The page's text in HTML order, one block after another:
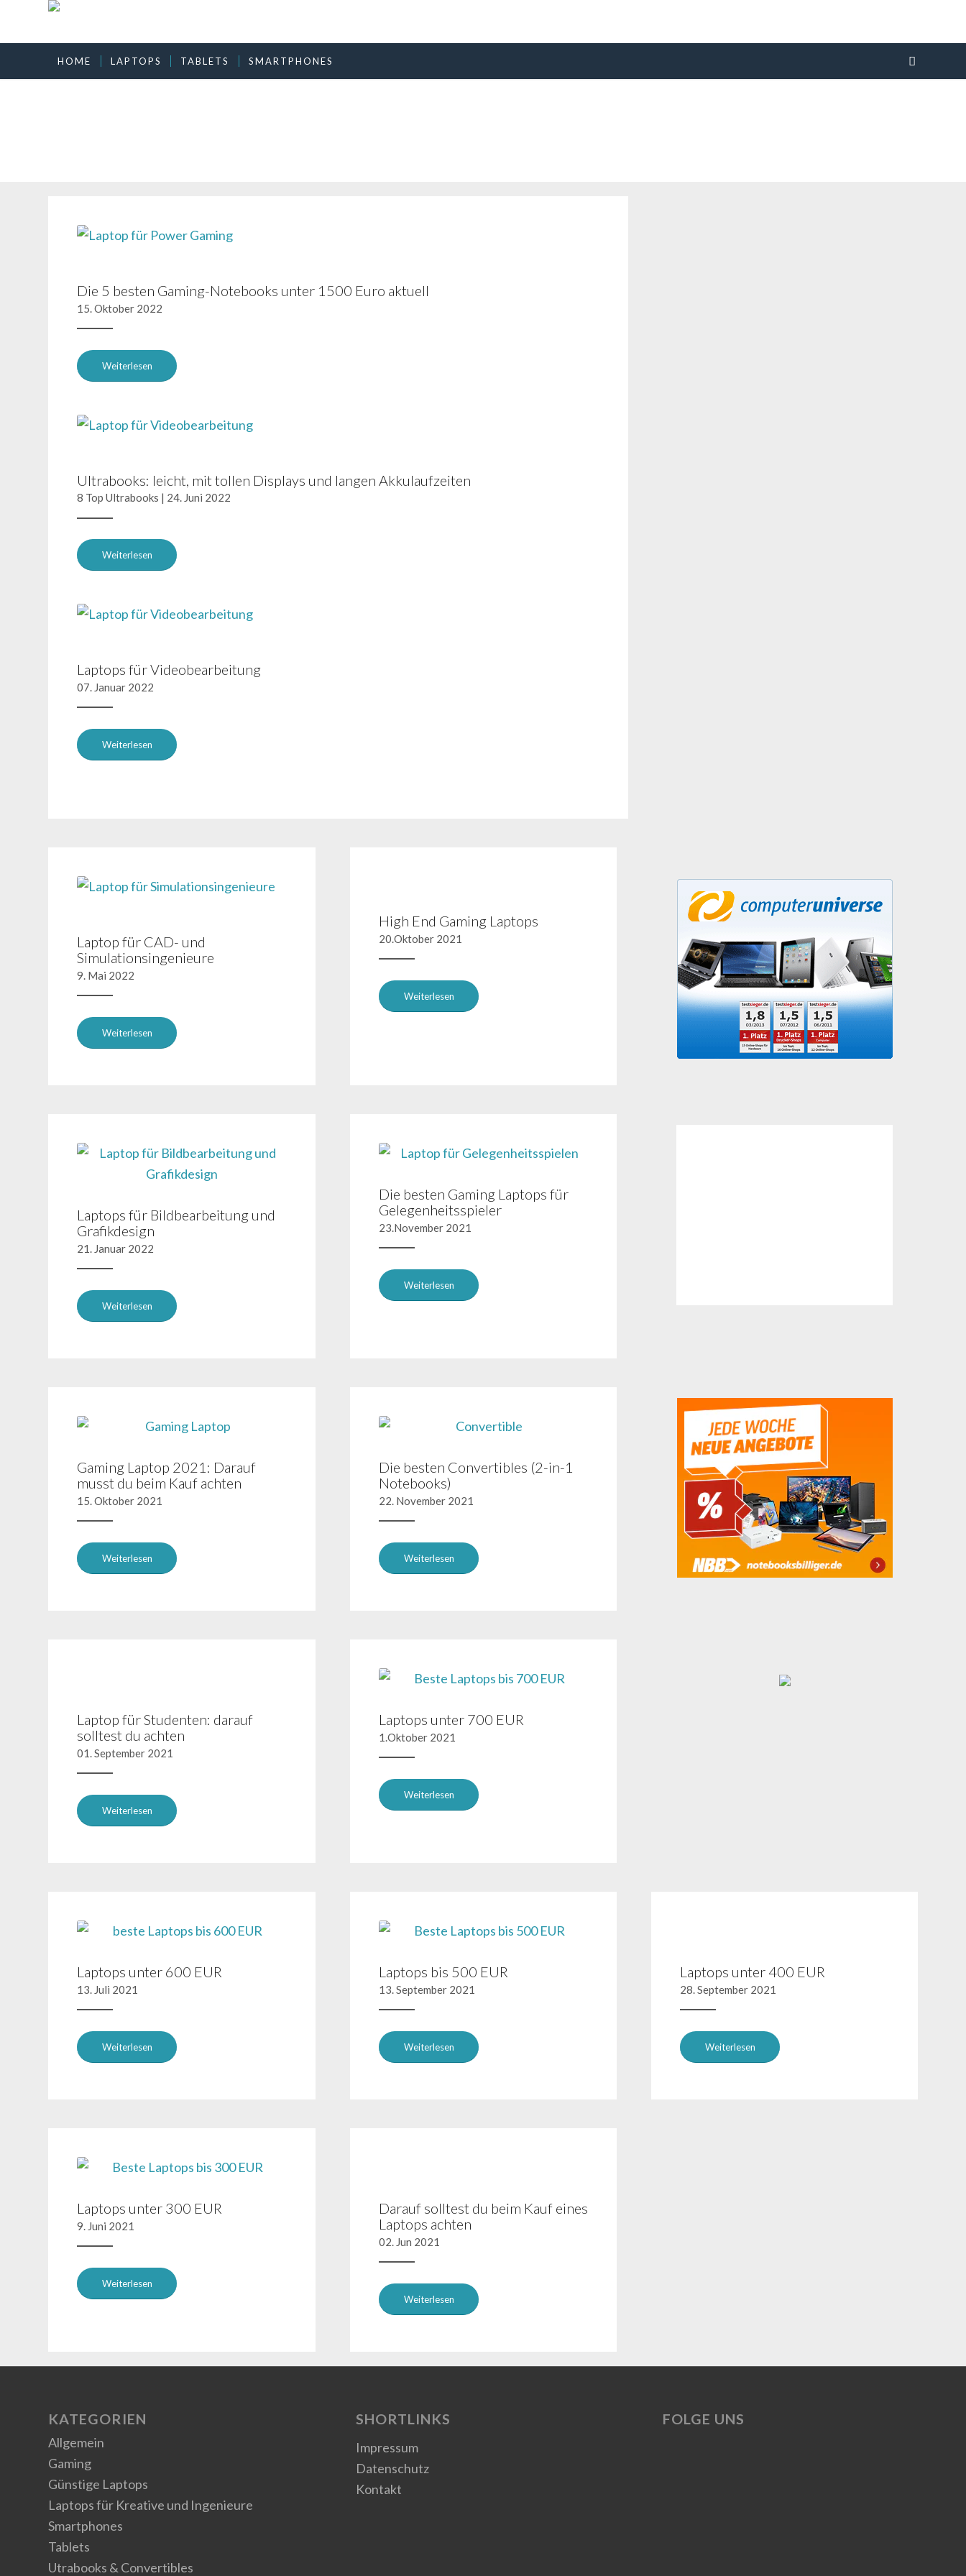
HOME LAPTOPS TABLETS SMARTPHONES
Die 5 besten Gaming-Notebooks unter 1500 Euro aktuell
15. Oktober 2022
Weiterlesen
Ultrabooks: leicht, mit tollen Displays und langen Akkulaufzeiten
8 Top Ultrabooks | 24. Juni 2022
Weiterlesen
Laptops für Videobearbeitung
07. Januar 2022
Weiterlesen
Laptop für CAD- und
Simulationsingenieure
9. Mai 2022
Weiterlesen
High End Gaming Laptops
20.Oktober 2021
Weiterlesen
Laptops für Bildbearbeitung und
Grafikdesign
21. Januar 2022
Weiterlesen
Die besten Gaming Laptops für
Gelegenheitsspieler
23.November 2021
Weiterlesen
Gaming Laptop 2021: Darauf
musst du beim Kauf achten
15. Oktober 2021
Weiterlesen
Die besten Convertibles (2-in-1
Notebooks)
22. November 2021
Weiterlesen
Laptop für Studenten: darauf
solltest du achten
01. September 2021
Weiterlesen
Laptops unter 700 EUR
1.Oktober 2021
Weiterlesen
Laptops unter 600 EUR
13. Juli 2021
Weiterlesen
Laptops bis 500 EUR
13. September 2021
Weiterlesen
Laptops unter 400 EUR
28. September 2021
Weiterlesen
Laptops unter 300 EUR
9. Juni 2021
Weiterlesen
Darauf solltest du beim Kauf eines
Laptops achten
02. Jun 2021
Weiterlesen
KATEGORIEN
Allgemein
Gaming
Günstige Laptops
Laptops für Kreative und Ingenieure
Smartphones
Tablets
Utrabooks & Convertibles
SHORTLINKS
Impressum
Datenschutz
Kontakt
FOLGE UNS